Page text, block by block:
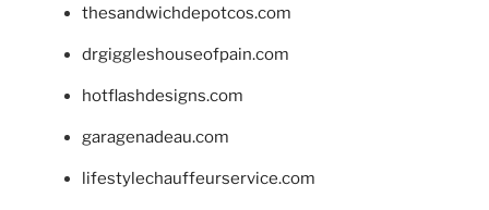
thesandwichdepotcos.com
drgiggleshouseofpain.com
hotflashdesigns.com
garagenadeau.com
lifestylechauffeurservice.com